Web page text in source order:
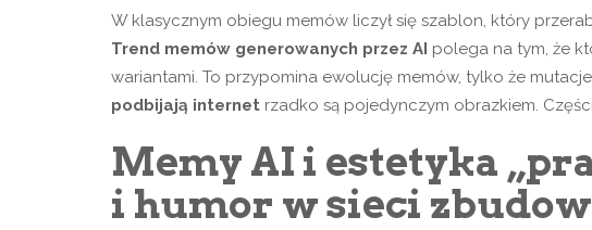
W klasycznym obiegu memów liczył się szablon, który
Trend memów generowanych przez AI polega na tym, że
wariantami. To przypomina ewolucję memów, tylko że
podbijają internet rzadko są pojedynczym obrazkiem.
Memy AI i estetyka
i humor w sieci